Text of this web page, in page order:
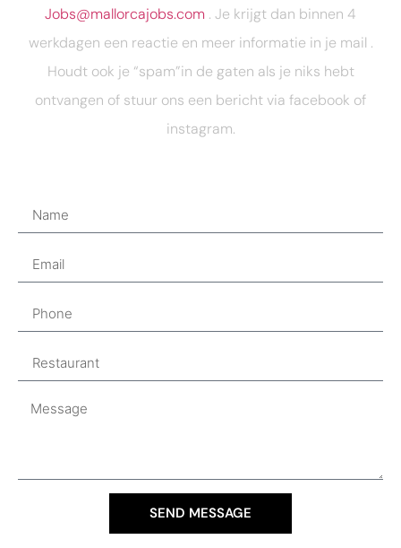
Jobs@mallorcajobs.com . Je krijgt dan binnen 4
werkdagen een reactie en meer informatie in je mail .
Houdt ook je “spam”in de gaten als je niks hebt
ontvangen of stuur ons een bericht via facebook of
instagram.
SEND MESSAGE